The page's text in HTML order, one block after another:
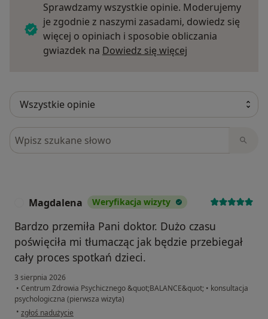
Sprawdzamy wszystkie opinie. Moderujemy
je zgodnie z naszymi zasadami, dowiedz się
więcej o opiniach i sposobie obliczania
gwiazdek na Dowiedz się więcej
Szukaj w opiniach
Magdalena Weryfikacja wizyty
Bardzo przemiła Pani doktor. Dużo czasu
poświęciła mi tłumacząc jak będzie przebiegał
cały proces spotkań dzieci.
3 sierpnia 2026
• Centrum Zdrowia Psychicznego &quot;BALANCE&quot; • konsultacja
psychologiczna (pierwsza wizyta)
• w opinii użytkownika Magdalena
zgłoś nadużycie